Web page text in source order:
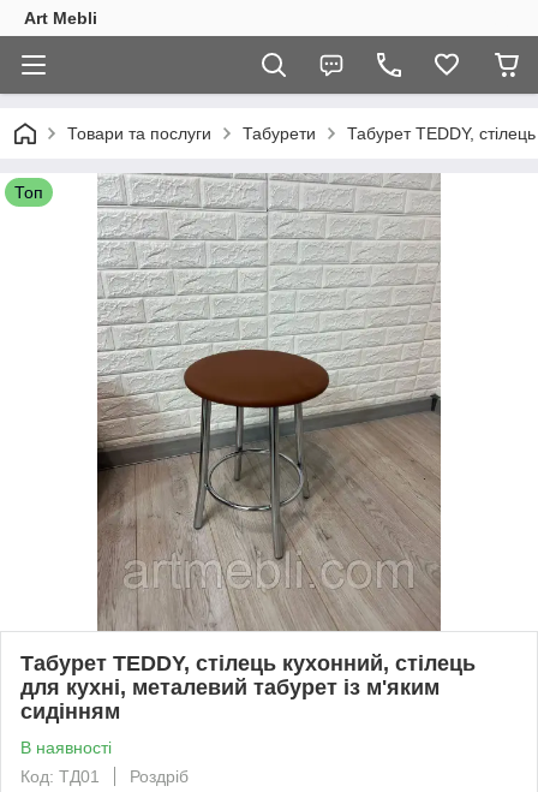
Art Mebli
Товари та послуги Табурети Табурет TEDDY,
Топ
Табурет TEDDY, стілець кухонний, стілець
для кухні, металевий табурет із м'яким
сидінням
В наявності
Код: ТД01
Роздріб